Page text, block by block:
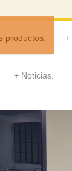
productos.
Noticias.